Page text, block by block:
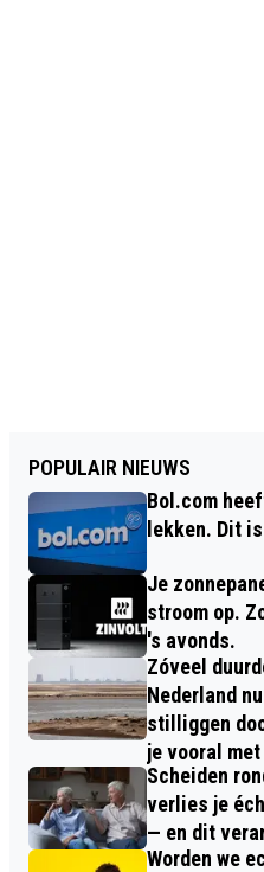
POPULAIR NIEUWS
Bol.com
lekken. Dit
Je
stroom op.
's avonds.
Zóveel
Nederland
stilliggen
je vooral
Scheiden
verlies je
— en dit
Worden we